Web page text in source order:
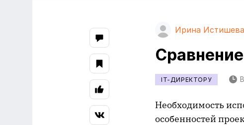
Ирина Истишева
IT-ДИРЕКТОРУ
Необходимость
особенностей